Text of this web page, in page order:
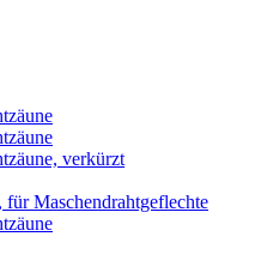
verkürzt
für Maschendrahtgeflechte